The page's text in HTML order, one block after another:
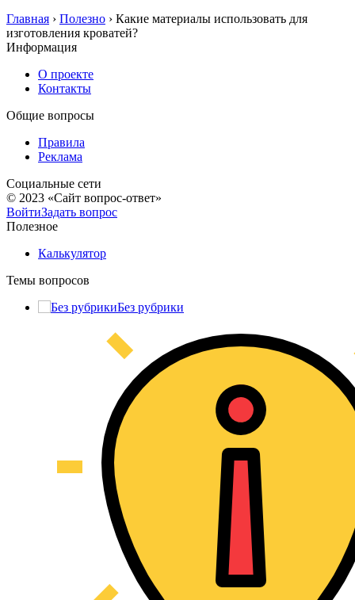
Главная › Полезно › Какие материалы использовать для
изготовления кроватей?
Информация
О проекте
Контакты
Общие вопросы
Правила
Реклама
Социальные сети
© 2023 «Сайт вопрос-ответ»
ВойтиЗадать вопрос
Полезное
Калькулятор
Темы вопросов
Без рубрики